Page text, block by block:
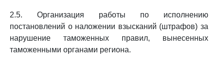
2.5. Организация работы по исполнению
постановлений о наложении взысканий (штрафов) за
нарушение таможенных правил, вынесенных
таможенными органами региона.